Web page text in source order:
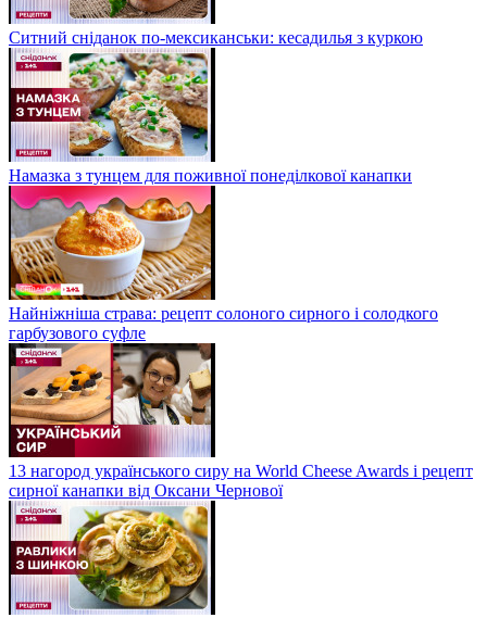
Ситний сніданок по-мексиканськи: кесадилья з куркою
Намазка з тунцем для поживної понеділкової канапки
Найніжніша страва: рецепт солоного сирного і солодкого
гарбузового суфле
13 нагород українського сиру на World Cheese Awards і рецепт
сирної канапки від Оксани Чернової